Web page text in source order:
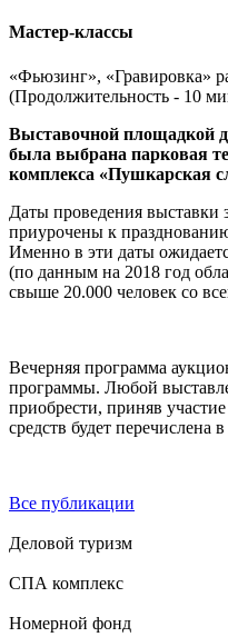
Мастер-классы
«Фьюзинг», «Гравировка»
(Продолжительность - 10
Выставочной площадкой
была выбрана парковая
комплекса «Пушкарская
Даты проведения выставки
приурочены к
Именно в эти даты
(по данным на 2018 год
свыше 20.000 человек со
Вечерняя программа
программы. Любой
приобрести, приняв
средств будет
Все публикации
Деловой туризм
СПА комплекс
Номерной фонд